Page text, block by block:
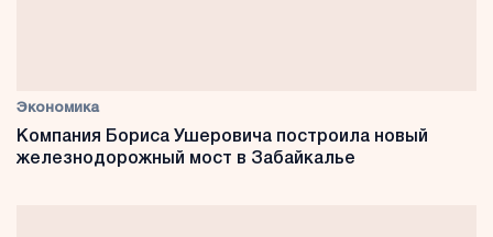
Экономика
Компания Бориса Ушеровича построила новый
железнодорожный мост в Забайкалье